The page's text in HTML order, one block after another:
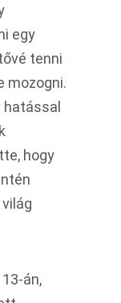
egy
tenni
mozogni.
hogy
án,